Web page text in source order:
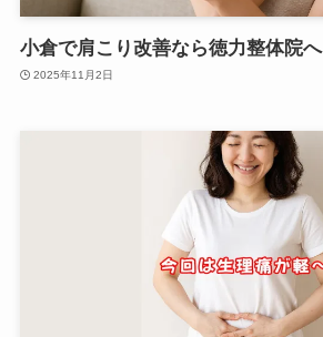
小倉で肩こり改善なら徳力整体院へ
2025年11月2日